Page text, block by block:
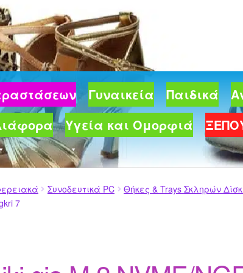
Γυναικεία Παιδικά
Υγεία και Ομορφιά
Συνοδευτικά PC Θήκες & Trays Σκληρών
7